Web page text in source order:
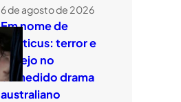
6 de agosto de 2026
Em nome de
Leviticus: terror e
desejo no
comedido drama
australiano